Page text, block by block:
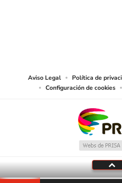
Aviso Legal Política de
Configuración de cookies